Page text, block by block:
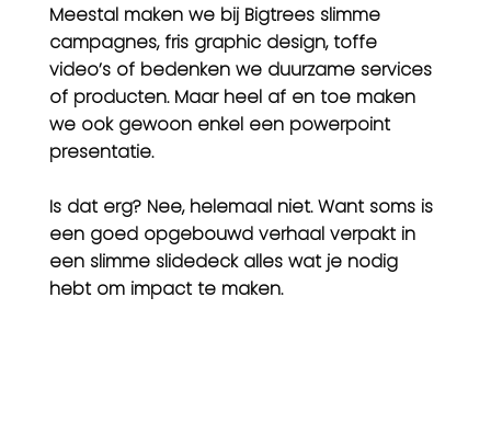
Meestal maken we bij Bigtrees slimme
campagnes, fris graphic design, toffe
video’s of bedenken we duurzame services
of producten. Maar heel af en toe maken
we ook gewoon enkel een powerpoint
presentatie.
Is dat erg? Nee, helemaal niet. Want soms is
een goed opgebouwd verhaal verpakt in
een slimme slidedeck alles wat je nodig
hebt om impact te maken.